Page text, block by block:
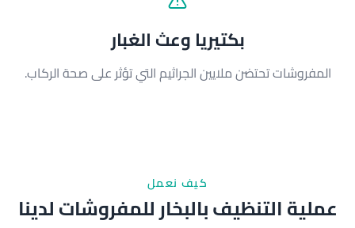
بكتيريا وعث الغبار
المفروشات تحتضن ملايين الجراثيم التي تؤثر على صحة الركاب.
كيف نعمل
عملية التنظيف بالبخار للمفروشات لدينا